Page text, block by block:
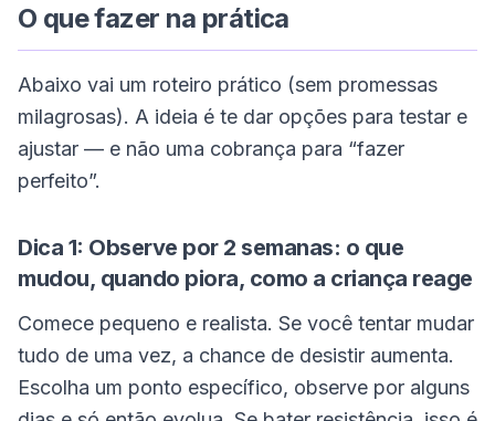
O que fazer na prática
Abaixo vai um roteiro prático (sem promessas
milagrosas). A ideia é te dar opções para testar e
ajustar — e não uma cobrança para “fazer
perfeito”.
Dica 1: Observe por 2 semanas: o que
mudou, quando piora, como a criança reage
Comece pequeno e realista. Se você tentar mudar
tudo de uma vez, a chance de desistir aumenta.
Escolha um ponto específico, observe por alguns